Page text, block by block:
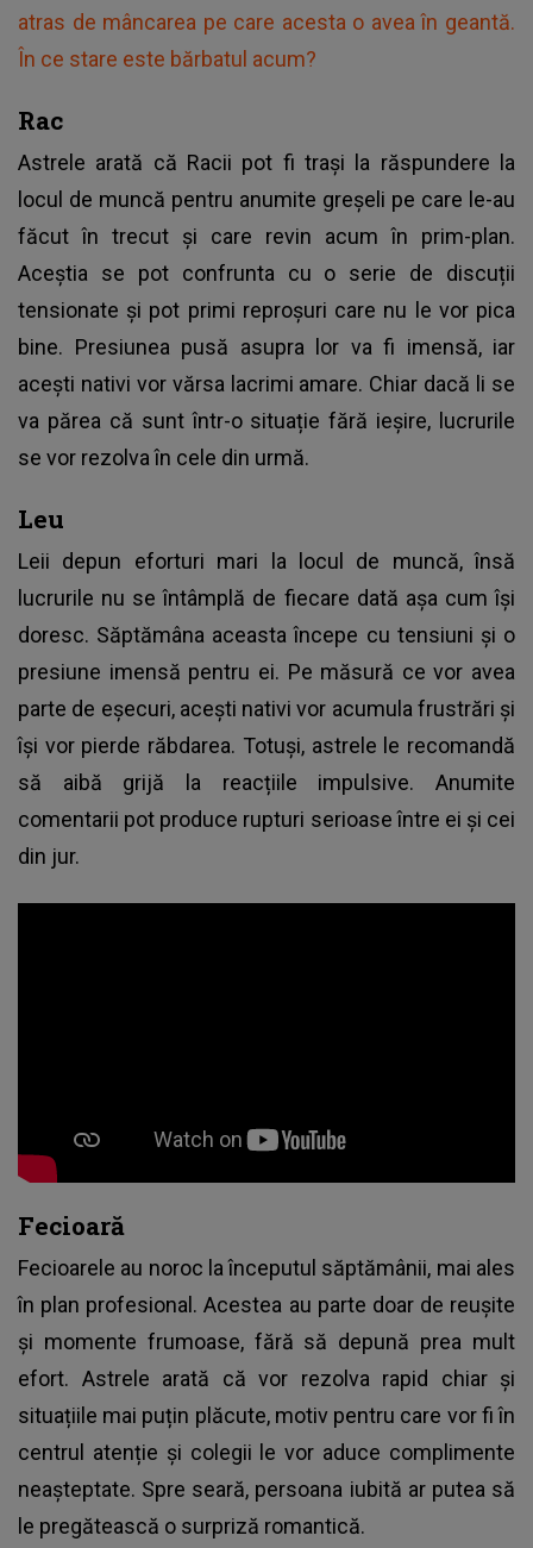
atras de mâncarea pe care acesta o avea în geantă.
În ce stare este bărbatul acum?
Rac
Astrele arată că Racii pot fi trași la răspundere la
locul de muncă pentru anumite greșeli pe care le-au
făcut în trecut și care revin acum în prim-plan.
Aceștia se pot confrunta cu o serie de discuții
tensionate și pot primi reproșuri care nu le vor pica
bine. Presiunea pusă asupra lor va fi imensă, iar
acești nativi vor vărsa lacrimi amare. Chiar dacă li se
va părea că sunt într-o situație fără ieșire, lucrurile
se vor rezolva în cele din urmă.
Leu
Leii depun eforturi mari la locul de muncă, însă
lucrurile nu se întâmplă de fiecare dată așa cum își
doresc. Săptămâna aceasta începe cu tensiuni și o
presiune imensă pentru ei. Pe măsură ce vor avea
parte de eșecuri, acești nativi vor acumula frustrări și
își vor pierde răbdarea. Totuși, astrele le recomandă
să aibă grijă la reacțiile impulsive. Anumite
comentarii pot produce rupturi serioase între ei și cei
din jur.
Fecioară
Fecioarele au noroc la începutul săptămânii, mai ales
în plan profesional. Acestea au parte doar de reușite
și momente frumoase, fără să depună prea mult
efort. Astrele arată că vor rezolva rapid chiar și
situațiile mai puțin plăcute, motiv pentru care vor fi în
centrul atenție și colegii le vor aduce complimente
neașteptate. Spre seară, persoana iubită ar putea să
le pregătească o surpriză romantică.